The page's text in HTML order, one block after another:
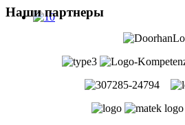
Наши партнеры